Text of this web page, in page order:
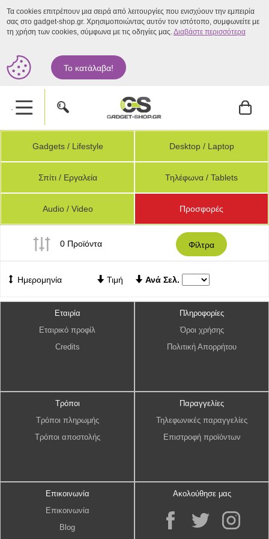
Τα cookies επιτρέπουν μια σειρά από λειτουργίες που ενισχύουν την εμπειρία
σας στο gadget-shop.gr. Χρησιμοποιώντας αυτόν τον ιστότοπο, συμφωνείτε με
τη χρήση των cookies, σύμφωνα με τις οδηγίες μας.Διαβάστε περισσότερα
Το κατάλαβα!
.
Gadgets / Lifestyle Desktop / Laptop
Σπίτι / Εργαλεία Τηλέφωνα / Tablets
Audio / Video Προσφορές
0 Προϊόντα Φίλτρα
Ημερομηνία Τιμή Ανά Σελ.
Εταιρία
Εταιρικό προφίλ
Credits
Πληροφορίες
Όροι χρήσης
Πολιτική Απορρήτου
Τρόποι
Τρόποι πληρωμής
Τρόποι αποστολής
Παραγγελίες
Τηλεφωνικές παραγγελίες
Επιστροφή προϊόντων
Επικοινωνία
Επικοινωνία
Blog
Ακολούθησε μας